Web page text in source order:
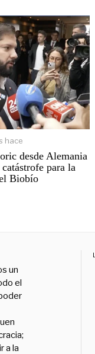
hace
desde Alemania
para la
Biobío
un
el
a la